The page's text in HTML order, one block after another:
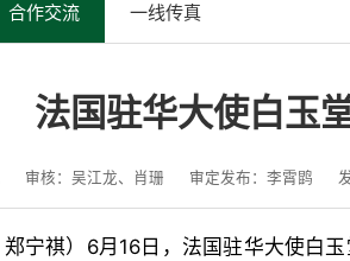
合作交流 一线传真
法国驻华大使白玉
审核：吴江龙、肖珊 审定发布：李霄鹍
宁祺）6月16日，法国驻华大使白